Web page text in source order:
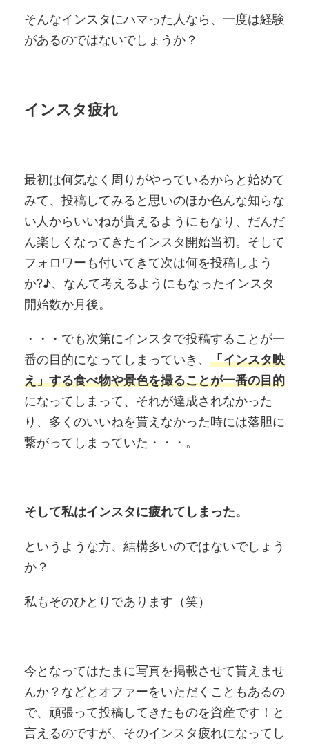
そんなインスタにハマった人なら、一度は経験
があるのではないでしょうか？
インスタ疲れ
最初は何気なく周りがやっているからと始めて
みて、投稿してみると思いのほか色んな知らな
い人からいいねが貰えるようにもなり、だんだ
ん楽しくなってきたインスタ開始当初。そして
フォロワーも付いてきて次は何を投稿しよう
か?♪、なんて考えるようにもなったインスタ
開始数か月後。
・・・でも次第にインスタで投稿することが一
番の目的になってしまっていき、 「インスタ映
え」する食べ物や景色を撮ることが一番の目的
になってしまって、それが達成されなかった
り、多くのいいねを貰えなかった時には落胆に
繋がってしまっていた・・・。
そして私はインスタに疲れてしまった。
というような方、結構多いのではないでしょう
か？
私もそのひとりであります（笑）
今となってはたまに写真を掲載させて貰えませ
んか？などとオファーをいただくこともあるの
で、頑張って投稿してきたものを資産です！と
言えるのですが、そのインスタ疲れになってし